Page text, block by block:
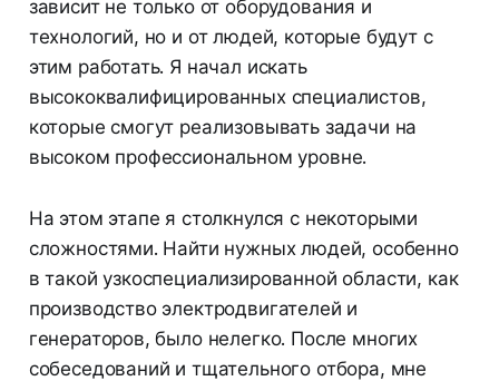
зависит не только от оборудования и
технологий, но и от людей, которые будут с
этим работать. Я начал искать
высококвалифицированных специалистов,
которые смогут реализовывать задачи на
высоком профессиональном уровне.
На этом этапе я столкнулся с некоторыми
сложностями. Найти нужных людей, особенно
в такой узкоспециализированной области, как
производство электродвигателей и
генераторов, было нелегко. После многих
собеседований и тщательного отбора, мне